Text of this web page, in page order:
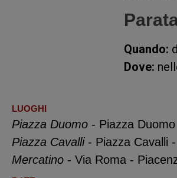
Quando:
Dove:
LUOGHI
Piazza Duomo - Piazza
Piazza Cavalli - Piazza Cavalli
Mercatino - Via Roma -